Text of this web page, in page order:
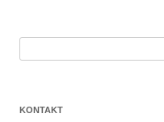
KONTAKT